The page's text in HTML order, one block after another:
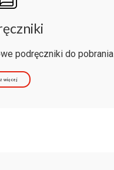
podręczniki do pobrania
więcej